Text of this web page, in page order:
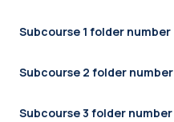
Subcourse 1 folder number
Subcourse 2 folder number
Subcourse 3 folder number